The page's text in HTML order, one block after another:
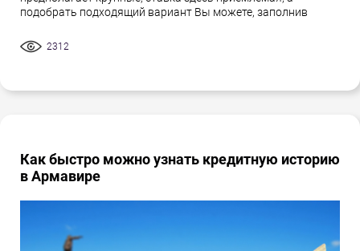
подобрать подходящий вариант Вы можете, заполнив
2312
Как быстро можно узнать кредитную историю
в Армавире